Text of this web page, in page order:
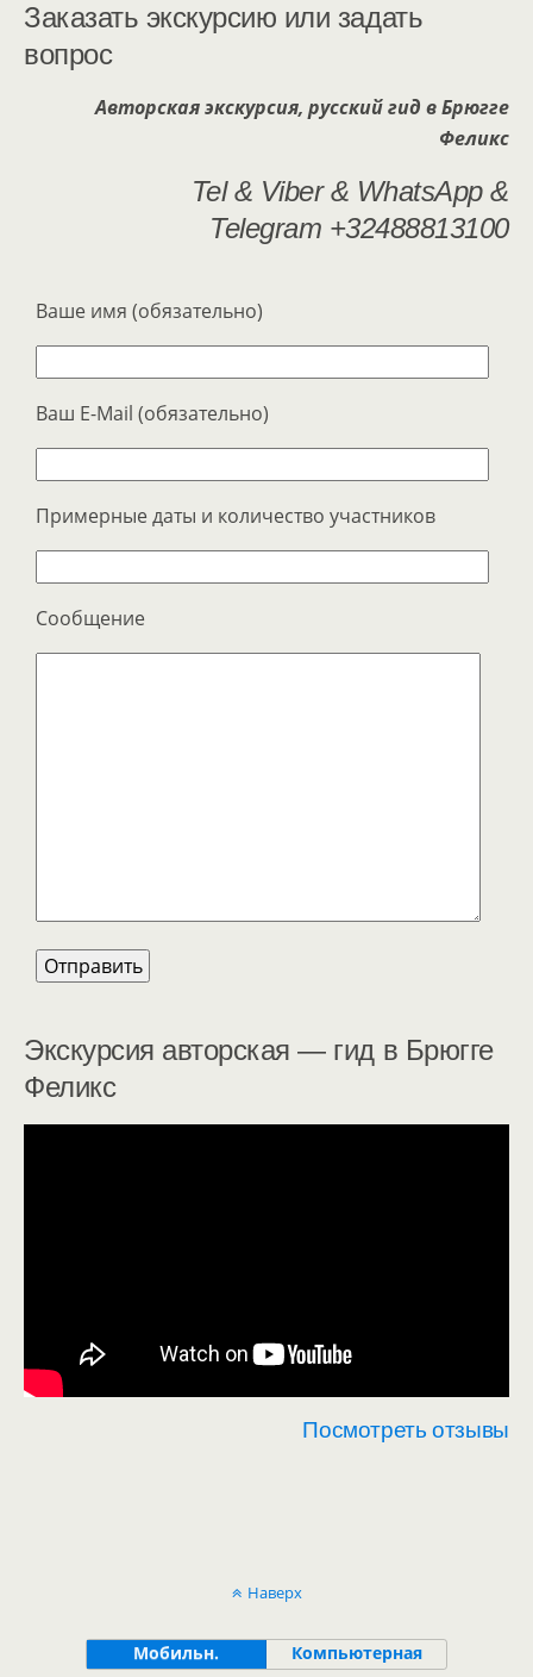
Заказать экскурсию или задать
вопрос
Авторская экскурсия, русский гид в Брюгге
Феликс
Tel & Viber & WhatsApp &
Telegram +32488813100
Ваше имя (обязательно)
Ваш E-Mail (обязательно)
Примерные даты и количество участников
Сообщение
Экскурсия авторская — гид в Брюгге
Феликс
Посмотреть отзывы
Наверх
Мобильн. Компьютерная